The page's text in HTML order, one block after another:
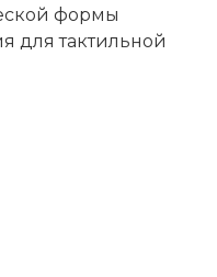
формы
для тактильной